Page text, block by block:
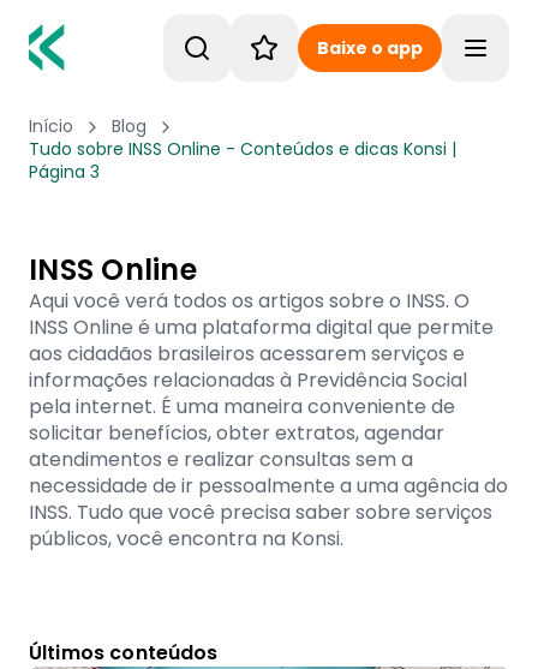
Baixe o app
Início
Blog
Tudo sobre INSS Online - Conteúdos e dicas Konsi |
Página 3
INSS Online
Aqui você verá todos os artigos sobre o INSS. O
INSS Online é uma plataforma digital que permite
aos cidadãos brasileiros acessarem serviços e
informações relacionadas à Previdência Social
pela internet. É uma maneira conveniente de
solicitar benefícios, obter extratos, agendar
atendimentos e realizar consultas sem a
necessidade de ir pessoalmente a uma agência do
INSS. Tudo que você precisa saber sobre serviços
públicos, você encontra na Konsi.
Últimos conteúdos